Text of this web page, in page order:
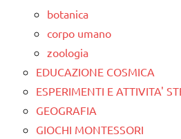
botanica
corpo umano
zoologia
EDUCAZIONE COSMICA
ESPERIMENTI E ATTIVITA'
GEOGRAFIA
GIOCHI MONTESSORI